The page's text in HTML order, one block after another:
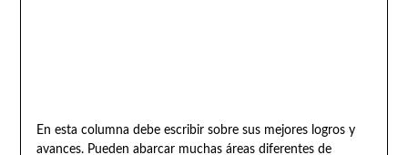
En esta columna debe escribir sobre sus mejores logros y
avances. Pueden abarcar muchas áreas diferentes de